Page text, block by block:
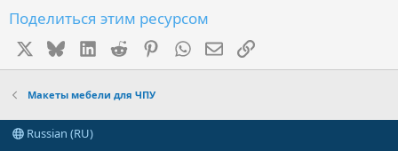
Поделиться этим ресурсом
BlueskyLinkedIn
Reddit PinterestWhatsAppЭлектронная почта
Ссылка
Макеты мебели для ЧПУ
Russian (RU)